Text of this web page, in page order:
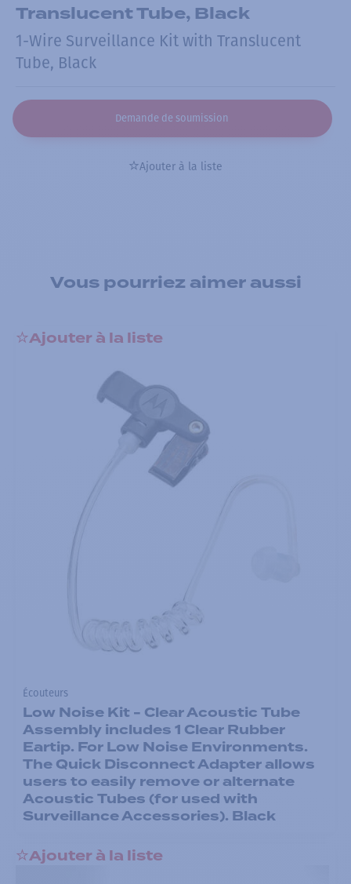
Translucent Tube, Black
1-Wire Surveillance Kit with Translucent
Tube, Black
Demande de soumission
Ajouter à la liste
Vous pourriez aimer aussi
Ajouter à la liste
Écouteurs
Low Noise Kit - Clear Acoustic Tube
Assembly includes 1 Clear Rubber
Eartip. For Low Noise Environments.
The Quick Disconnect Adapter allows
users to easily remove or alternate
Acoustic Tubes (for used with
Surveillance Accessories). Black
Ajouter à la liste